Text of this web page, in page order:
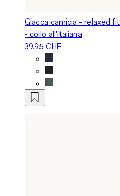
Giacca camicia - relaxed fit
- collo all'italiana
39.95 CHF